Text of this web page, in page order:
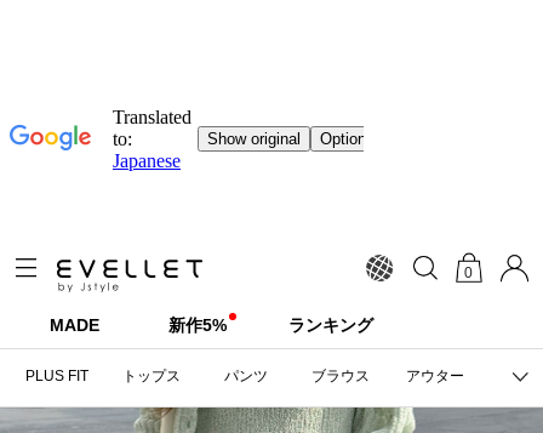
0
MADE 新作5% ランキング
PLUS FIT トップス パンツ ブラウス アウター